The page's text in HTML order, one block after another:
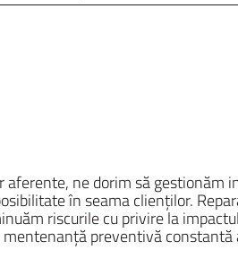
ne dorim să
în seama clienților.
riscurile cu privire la
preventivă